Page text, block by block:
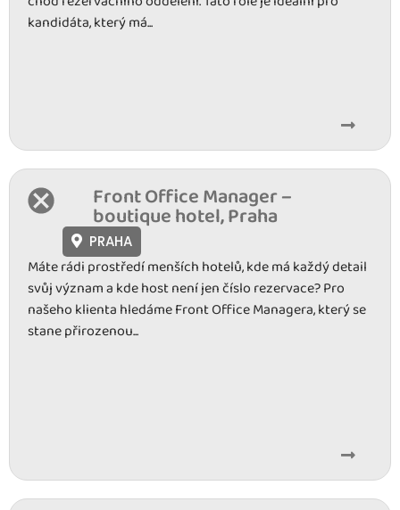
kandidáta, který má...
Front Office Manager –
boutique hotel, Praha
PRAHA
Máte rádi prostředí menších hotelů, kde má každý detail
svůj význam a kde host není jen číslo rezervace? Pro
našeho klienta hledáme Front Office Managera, který se
stane přirozenou...